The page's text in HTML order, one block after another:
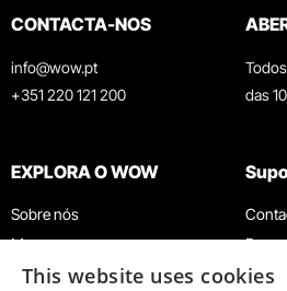
CONTACTA-NOS
info@wow.pt
+351 220 121 200
das
EXPLORA O WOW
Sobre nós
Museus
Agenda
This website uses cookies